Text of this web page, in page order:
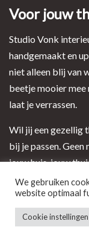
Voor jouw
Studio Vonk
handgemaakt en
niet alleen blij van
beetje mooier
laat je verrassen.
Wil jij een gezellig
bij je passen.
jouw huis, jouw
Ontwerp en
We gebruiken
website optimaal
Cookie instellingen